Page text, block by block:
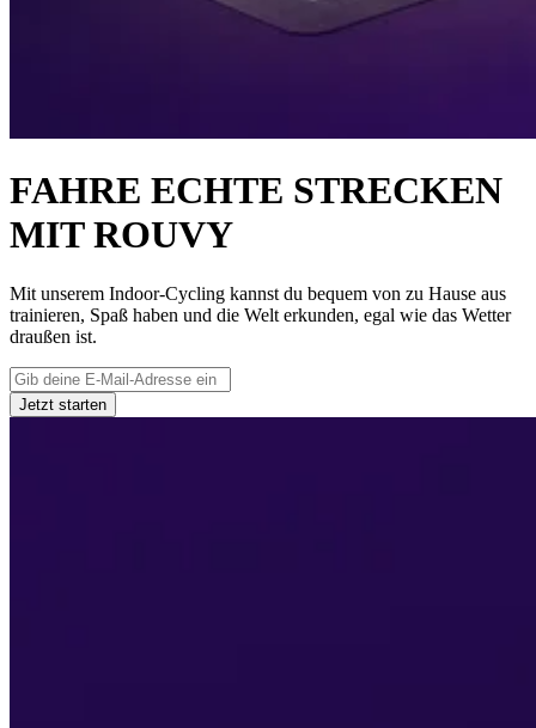
FAHRE ECHTE STRECKEN
MIT ROUVY
Mit unserem Indoor-Cycling kannst du bequem von zu Hause aus
trainieren, Spaß haben und die Welt erkunden, egal wie das Wetter
draußen ist.
Jetzt starten